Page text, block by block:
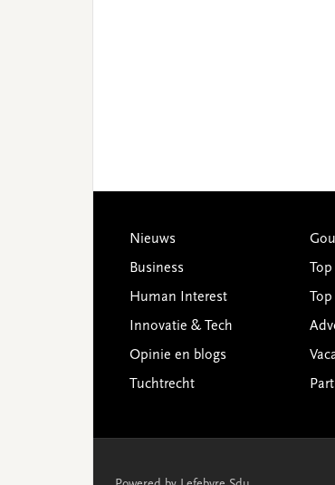
Footer
Nieuws
Business
Human Interest
Innovatie & Tech
Opinie en blogs
Tuchtrecht